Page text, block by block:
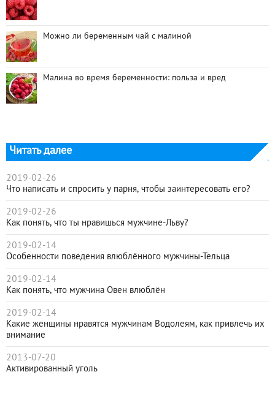
Можно ли беременным чай с малиной
Малина во время беременности: польза и вред
Читать далее
2019-02-26
Что написать и спросить у парня, чтобы заинтересовать его?
2019-02-26
Как понять, что ты нравишься мужчине-Льву?
2019-02-14
Особенности поведения влюблённого мужчины-Тельца
2019-02-14
Как понять, что мужчина Овен влюблён
2019-02-14
Какие женщины нравятся мужчинам Водолеям, как привлечь их
внимание
2013-07-20
Активированный уголь